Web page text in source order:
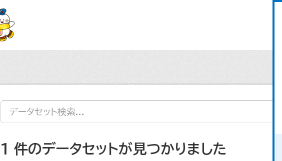
1 件のデータセットが見つかりました